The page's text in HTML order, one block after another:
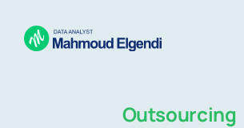
Home
Outsourcing